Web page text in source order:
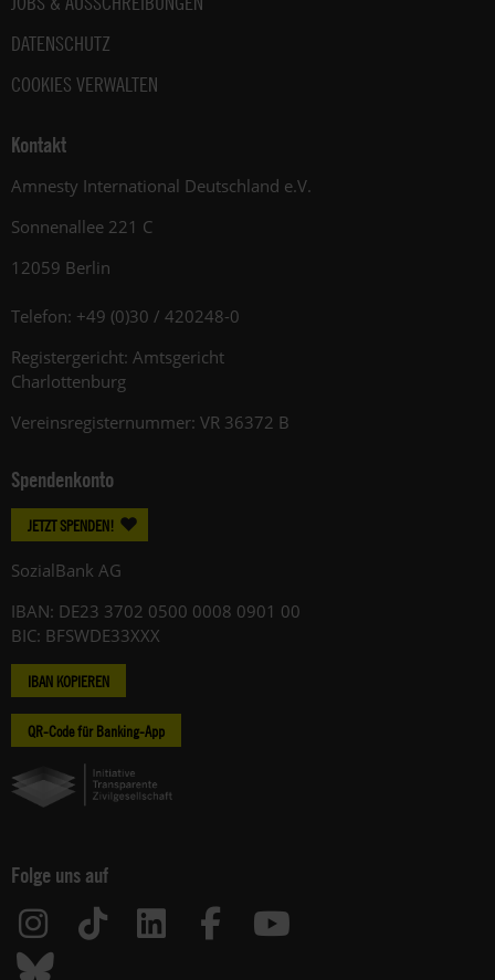
DATENSCHUTZ
COOKIES VERWALTEN
Kontakt
Amnesty International Deutschland e.V.
Sonnenallee 221 C
12059 Berlin
Telefon: +49 (0)30 / 420248-0
Registergericht: Amtsgericht
Charlottenburg
Vereinsregisternummer: VR 36372 B
Spendenkonto
JETZT SPENDEN!
SozialBank AG
IBAN: DE23 3702 0500 0008 0901 00
BIC: BFSWDE33XXX
IBAN KOPIEREN
QR-Code für Banking-App
Folge uns auf